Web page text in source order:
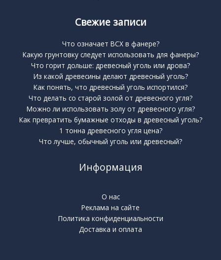
Свежие записи
Что означает BCX в фанере?
Какую грунтовку следует использовать для фанеры?
Что горит дольше: древесный уголь или дрова?
Из какой древесины делают древесный уголь?
Как понять, что древесный уголь испортился?
Что делать со старой золой от древесного угля?
Можно ли использовать золу от древесного угля?
Как превратить бумажные отходы в древесный уголь?
1 тонна древесного угля цена?
Что лучше, обычный уголь или древесный?
Информация
О нас
Реклама на сайте
Политика конфиденциальности
Доставка и оплата